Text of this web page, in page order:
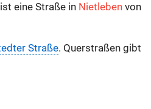
eine Straße in Nietleben von
Straße. Querstraßen gibt